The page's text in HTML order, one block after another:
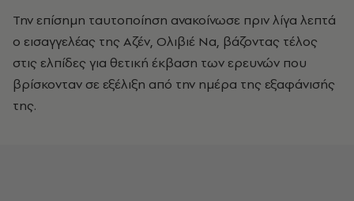
Την επίσημη ταυτοποίηση ανακοίνωσε πριν λίγα λεπτά
ο εισαγγελέας της Αζέν, Ολιβιέ Να, βάζοντας τέλος
στις ελπίδες για θετική έκβαση των ερευνών που
βρίσκονταν σε εξέλιξη από την ημέρα της εξαφάνισής
της.